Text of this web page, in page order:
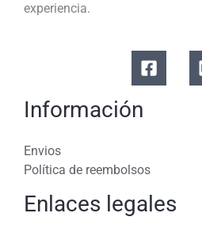
experiencia.
Información
Envios
Política de reembolsos
Enlaces legales